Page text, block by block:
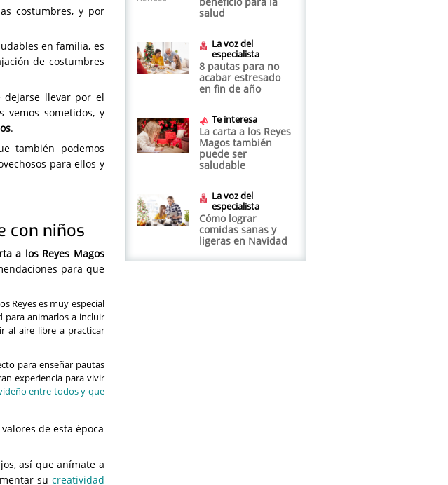
costumbres, y por
en familia, es
de costumbres
dejarse llevar por el
sometidos, y
.
también podemos
para ellos y
con niños
a los Reyes Magos
para que
Reyes es muy especial
para animarlos a incluir
al aire libre a practicar
para enseñar pautas
experiencia para vivir
entre todos y que
de esta época
así que anímate a
su creatividad
salud
La voz del
especialista
8 pautas para no
acabar estresado
en fin de año
Te interesa
La carta a los Reyes
Magos también
puede ser
saludable
La voz del
especialista
Cómo lograr
comidas sanas y
ligeras en Navidad